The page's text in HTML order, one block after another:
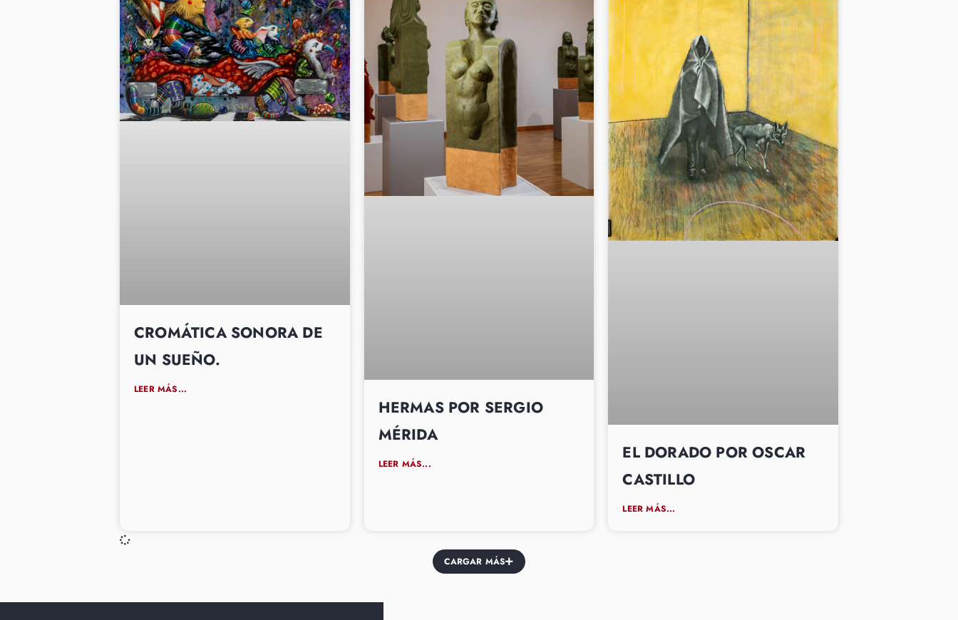
CROMÁTICA SONORA DE
UN SUEÑO.
LEER MÁS...
HERMAS POR SERGIO
MÉRIDA
LEER MÁS...
EL DORADO POR OSCAR
CASTILLO
LEER MÁS...
CARGAR MÁS